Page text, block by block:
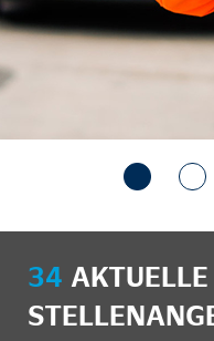
34 AKTUELLE